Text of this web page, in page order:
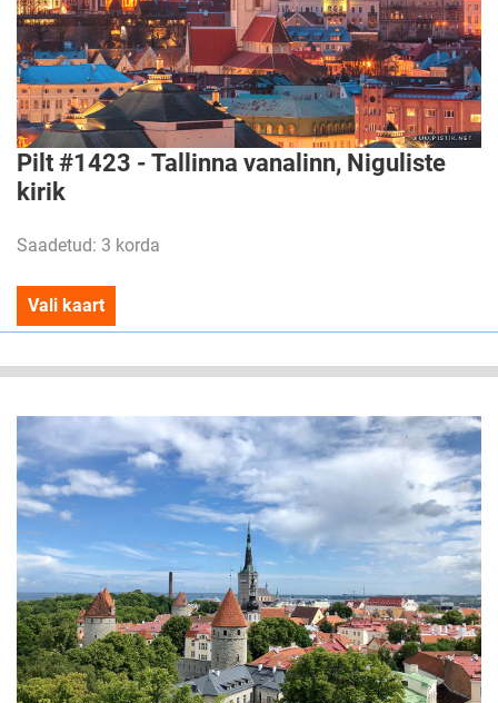
Pilt #1423 - Tallinna vanalinn, Niguliste
kirik
Saadetud: 3 korda
Vali kaart